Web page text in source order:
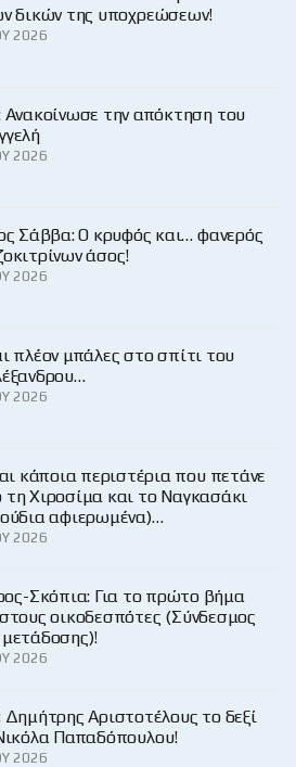
δικών της υποχρεώσεων!
2026
την απόκτηση του
2026
Σάββα: Ο κρυφός και… φανερός
άσος!
2026
πλέον μπάλες στο σπίτι του
2026
κάποια περιστέρια που πετάνε
Χιροσίμα και το Ναγκασάκι
αφιερωμένα)…
2026
Σκόπια: Για το πρώτο βήμα
οικοδεσπότες (Σύνδεσμος
2026
Αριστοτέλους το δεξί
Παπαδόπουλου!
2026